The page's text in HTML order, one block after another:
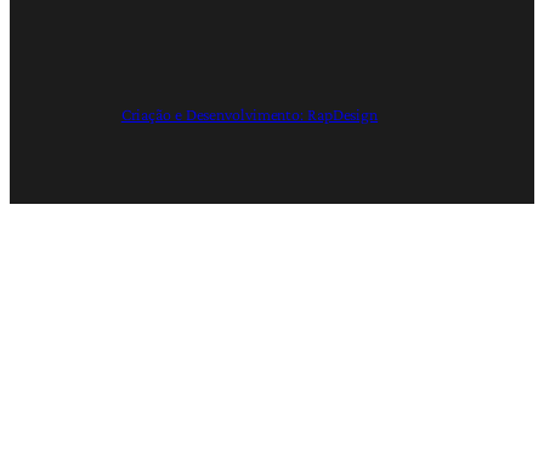
Criação e Desenvolvimento: RapDesign